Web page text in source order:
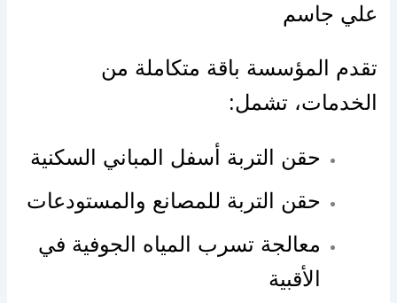
علي جاسم
تقدم المؤسسة باقة متكاملة من
الخدمات، تشمل:
حقن التربة أسفل المباني السكنية
حقن التربة للمصانع والمستودعات
معالجة تسرب المياه الجوفية في
الأقبية